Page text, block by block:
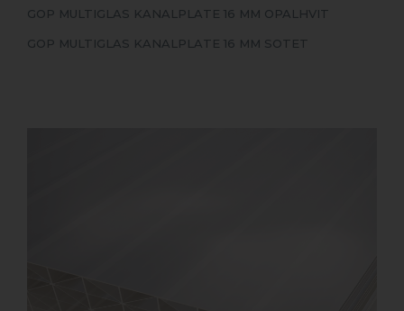
GOP MULTIGLAS KANALPLATE 16 MM OPALHVIT
GOP MULTIGLAS KANALPLATE 16 MM SOTET